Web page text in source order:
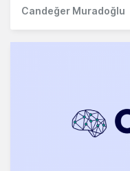
Candeğer Muradoğlu